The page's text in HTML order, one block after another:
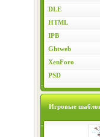
DLE
HTML
IPB
Ghtweb
XenForo
PSD
Игровые